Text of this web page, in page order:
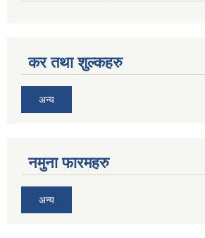
कर तथा शुल्कहरु
अन्य
नमुना फारमहरु
अन्य